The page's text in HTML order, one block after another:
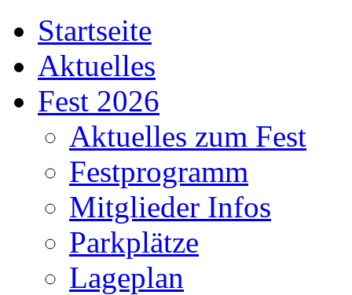
Startseite
Aktuelles
Fest 2026
Aktuelles zum Fest
Festprogramm
Mitglieder Infos
Parkplätze
Lageplan